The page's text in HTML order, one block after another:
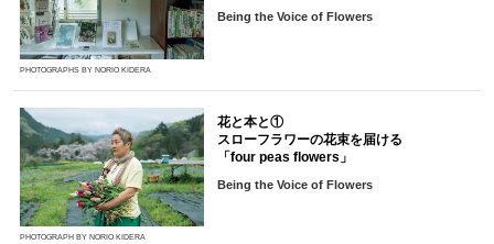
PHOTOGRAPHS BY NORIO KIDERA
Being the Voice of Flowers
PHOTOGRAPH BY NORIO KIDERA
花と本と①
スローフラワーの花束を届ける
「four peas flowers」
Being the Voice of Flowers